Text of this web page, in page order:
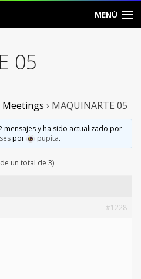
MENÚ
05
Meetings › MAQUINARTE 05
mensajes y ha sido actualizado por
por pupita.
un total de 3)
#1228